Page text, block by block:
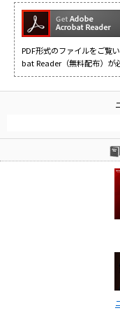
PDF形式のファイルをご覧
bat Reader（無料配布）が